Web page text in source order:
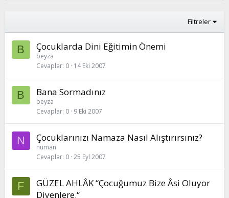
Filtreler
B Çocuklarda Dini Eğitimin Önemi
beyza
Cevaplar 0 14 Eki 2007
B Bana Sormadınız
beyza
Cevaplar 0 9 Eki 2007
N Çocuklarınızı Namaza Nasıl Alıştırırsınız?
numan
Cevaplar 0 25 Eyl 2007
F
GÜZEL AHLÂK “Çocuğumuz Bize Âsi Oluyor
Diyenlere.“